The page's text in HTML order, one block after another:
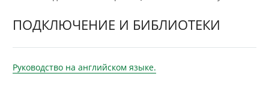
ПОДКЛЮЧЕНИЕ И БИБЛИОТЕКИ
Руководство на английском языке.